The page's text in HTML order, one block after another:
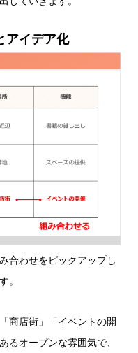
アイデア化
合わせをピックアップし
。
商店街」「イベントの開
るオープンな雰囲気で、